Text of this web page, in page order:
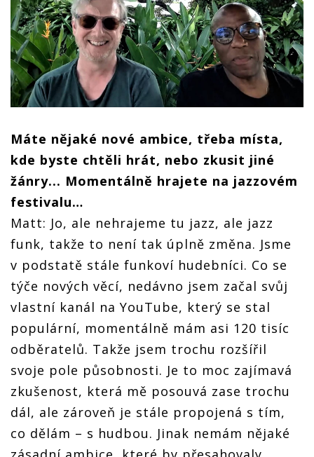
Máte nějaké nové ambice, třeba místa,
kde byste chtěli hrát, nebo zkusit jiné
žánry... Momentálně hrajete na jazzovém
festivalu…
Matt: Jo, ale nehrajeme tu jazz, ale jazz
funk, takže to není tak úplně změna. Jsme
v podstatě stále funkoví hudebníci. Co se
týče nových věcí, nedávno jsem začal svůj
vlastní kanál na YouTube, který se stal
populární, momentálně mám asi 120 tisíc
odběratelů. Takže jsem trochu rozšířil
svoje pole působnosti. Je to moc zajímavá
zkušenost, která mě posouvá zase trochu
dál, ale zároveň je stále propojená s tím,
co dělám – s hudbou. Jinak nemám nějaké